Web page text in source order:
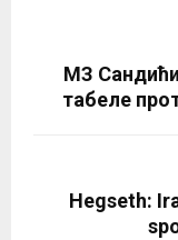
МЗ
табеле
Hegseth: